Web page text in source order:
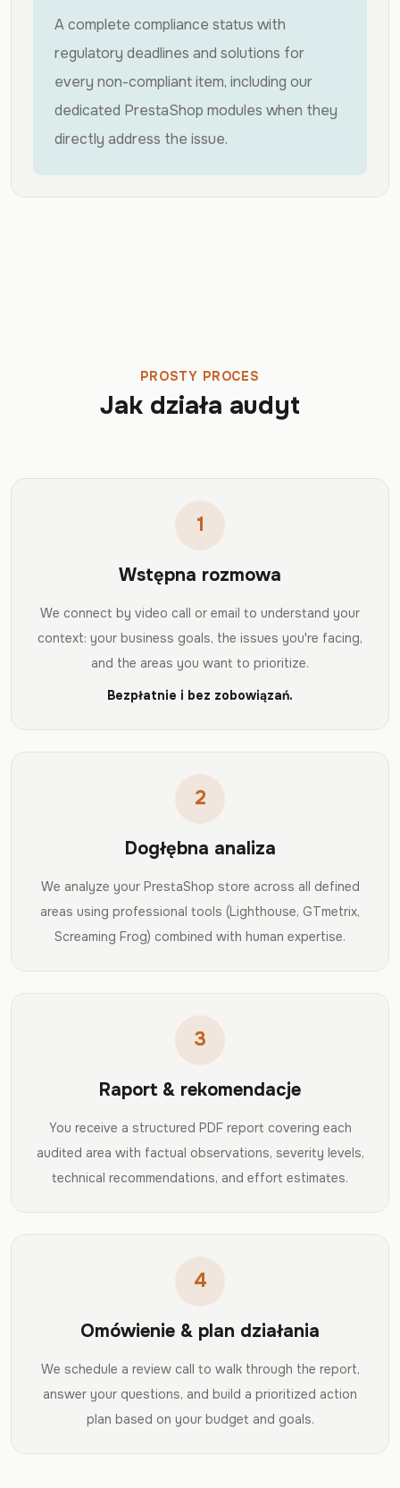
A complete compliance status with
regulatory deadlines and solutions for
every non-compliant item, including our
dedicated PrestaShop modules when they
directly address the issue.
PROSTY PROCES
Jak działa audyt
1
Wstępna rozmowa
We connect by video call or email to understand your
context: your business goals, the issues you're facing,
and the areas you want to prioritize.
Bezpłatnie i bez zobowiązań.
2
Dogłębna analiza
We analyze your PrestaShop store across all defined
areas using professional tools (Lighthouse, GTmetrix,
Screaming Frog) combined with human expertise.
3
Raport & rekomendacje
You receive a structured PDF report covering each
audited area with factual observations, severity levels,
technical recommendations, and effort estimates.
4
Omówienie & plan działania
We schedule a review call to walk through the report,
answer your questions, and build a prioritized action
plan based on your budget and goals.